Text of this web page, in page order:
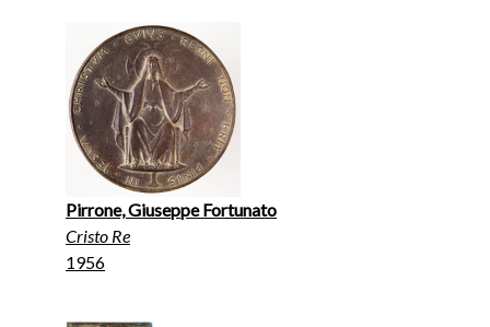
Pirrone, Giuseppe Fortunato
Cristo Re
1956